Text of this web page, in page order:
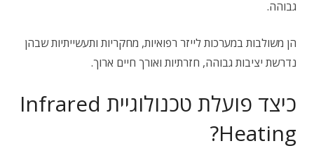
גבוהה.
הן משולבות במערכות לייזר רפואיות, מחקריות ותעשייתיות שבהן
נדרשת יציבות גבוהה, חזרתיות ואורך חיים ארוך.
כיצד פועלת טכנולוגיית Infrared
Heating?